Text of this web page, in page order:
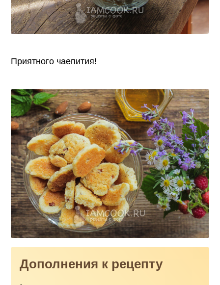
Приятного чаепития!
Дополнения к рецепту